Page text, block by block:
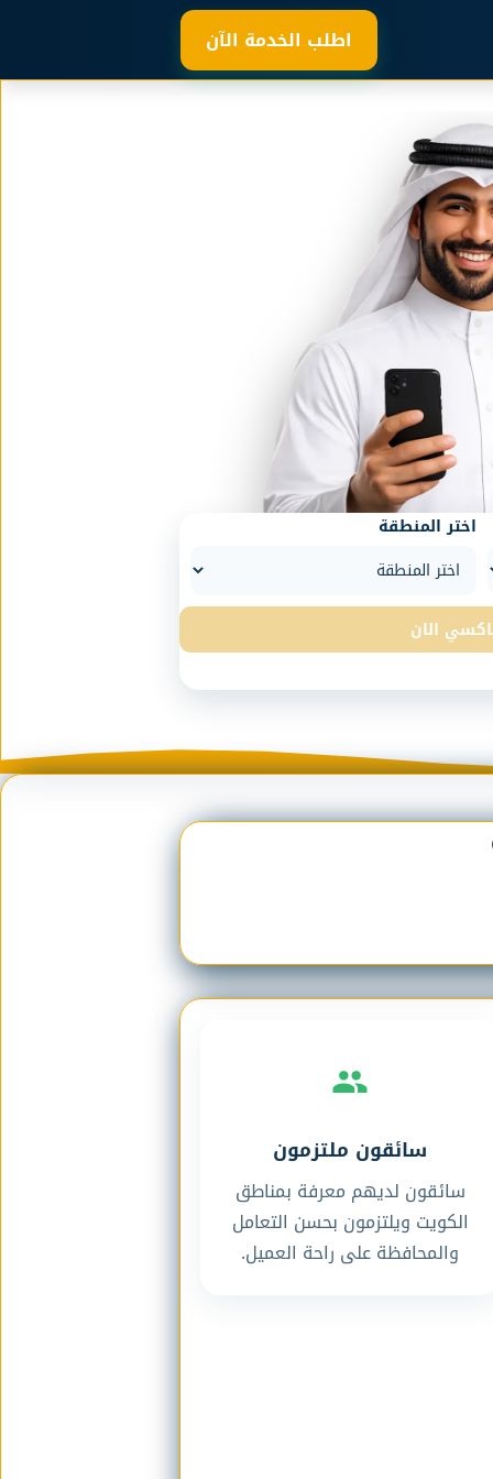
اطلب الخدمة الآن
اختر المنطقة
الان
سائقون ملتزمون
سائقون لديهم معرفة بمناطق
الكويت ويلتزمون بحسن التعامل
والمحافظة على راحة العميل.